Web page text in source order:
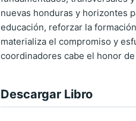
nuevas honduras y horizontes
educación, reforzar la
materializa el compromiso y
coordinadores cabe el honor
Descargar Libro